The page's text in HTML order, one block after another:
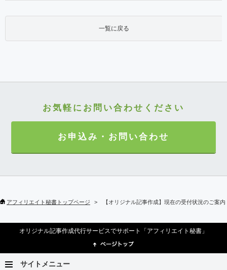
一覧に戻る
お気軽にお問い合わせください
お申込み・お問い合わせ
アフィリエイト秘書トップページ 【オリジナル記事作成】現在の受付状況のご案
オリジナル記事作成代行サービスでサポート「アフィリエイト秘書」
サイトメニュー